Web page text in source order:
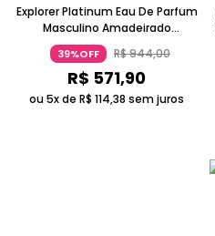
Explorer Platinum Eau De Parfum
Masculino Amadeirado
Ambarado Frescor Cristalino
Prateado Montblanc
39%OFF R$944,00
R$ 571,90
ou 5x de R$ 114,38 sem juros